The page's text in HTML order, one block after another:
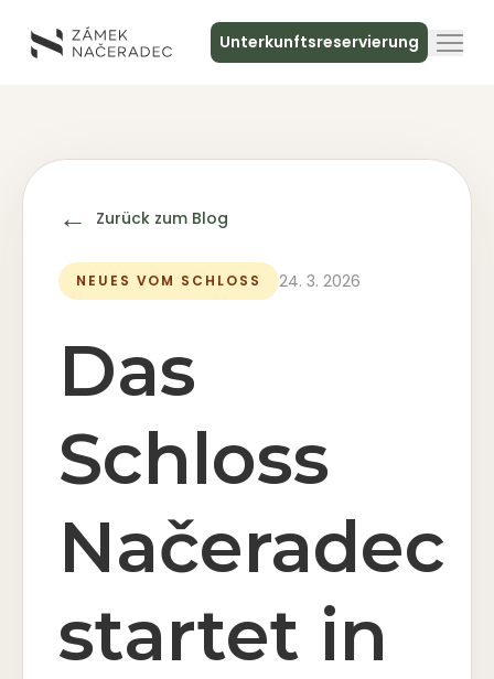
Unterkunftsreservierung
Spa und Entspannung
Treffen
Kontakt
Reservierung
← Zurück zum Blog
NEUES VOM SCHLOSS 24. 3. 2026
Das
Schloss
Načeradec
startet in